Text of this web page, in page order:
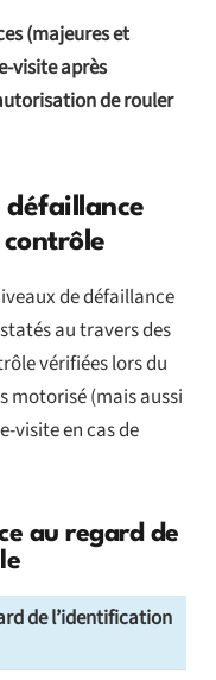
(majeures et
visite après
de rouler
défaillance
de défaillance
au travers des
vérifiées lors du
motorisé (mais aussi
visite en cas de
au regard de
de l’identification